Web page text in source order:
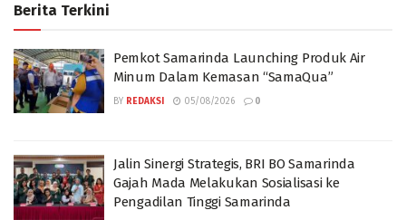
Berita Terkini
Pemkot Samarinda Launching Produk Air
Minum Dalam Kemasan “SamaQua”
BY REDAKSI 05/08/2026 0
Jalin Sinergi Strategis, BRI BO Samarinda
Gajah Mada Melakukan Sosialisasi ke
Pengadilan Tinggi Samarinda